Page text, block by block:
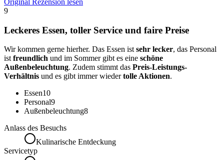
Original Rezension lesen
9
Leckeres Essen, toller Service und faire Preise
Wir kommen gerne hierher. Das Essen ist sehr lecker, das Personal
ist freundlich und im Sommer gibt es eine schöne
Außenbeleuchtung. Zudem stimmt das Preis-Leistungs-
Verhältnis und es gibt immer wiedertolle Aktionen.
Essen10
Personal9
Außenbeleuchtung8
Anlass des Besuchs
Kulinarische Entdeckung
Servicetyp